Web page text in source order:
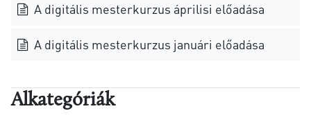
A digitális mesterkurzus áprilisi előadása
A digitális mesterkurzus januári előadása
Alkategóriák